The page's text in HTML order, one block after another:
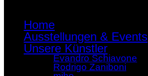
Home
Ausstellungen & Events
Unsere Künstler
Evandro Schiavone
Rodrigo Zaniboni